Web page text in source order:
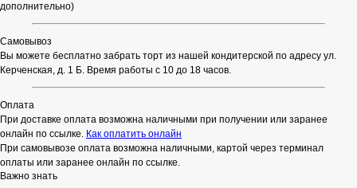
дополнительно)
Самовывоз
Вы можете бесплатно забрать торт из нашей кондитерской по адресу ул.
Керченская, д. 1 Б. Время работы с 10 до 18 часов.
Оплата
При доставке оплата возможна наличными при получении или заранее
онлайн по ссылке. Как оплатить онлайн
При самовывозе оплата возможна наличными, картой через терминал
оплаты или заранее онлайн по ссылке.
Важно знать